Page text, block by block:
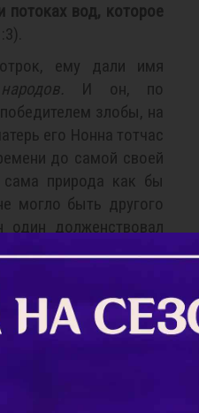
потоках вод, которое
ему дали имя
И он, по
злобы, на
его Нонна тотчас
до самой своей
природа как бы
могло быть другого
долженствовал
еще в утробе матери
стал творить чудеса
и был постником